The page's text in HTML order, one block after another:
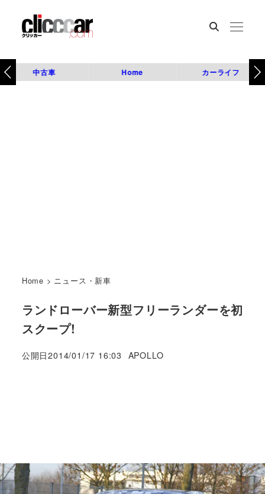
中古車 Home カーライフ
Home > ニュース・新車
ランドローバー新型フリーランダーを初
スクープ!
公開日2014/01/17 16:03
著
APOLLO